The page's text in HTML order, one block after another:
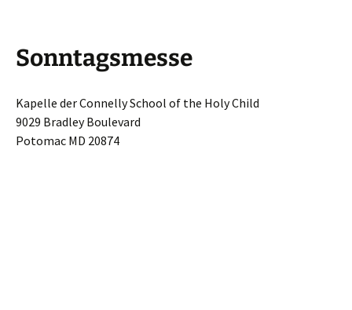
Sonntagsmesse
Kapelle der Connelly School of the Holy Child
9029 Bradley Boulevard
Potomac MD 20874